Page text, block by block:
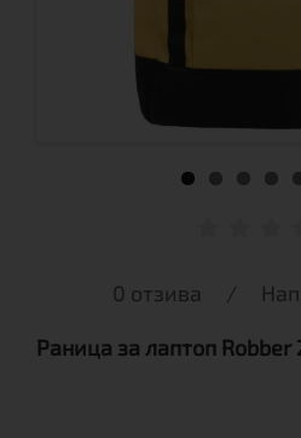
0 отзива /
Раница за лаптоп Robber